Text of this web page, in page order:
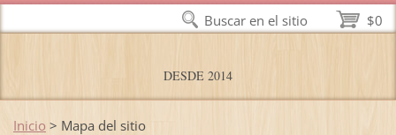
DESDE 2014
Inicio > Mapa del sitio
$0
Buscar en el sitio